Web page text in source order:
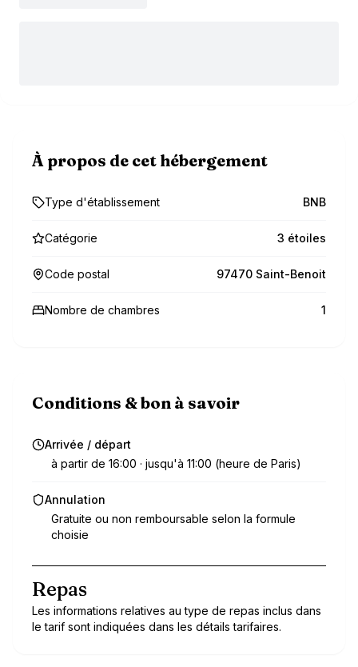
À propos de cet hébergement
Type d'établissement BNB
Catégorie 3 étoiles
Code postal 97470 Saint-Benoit
Nombre de chambres 1
Conditions & bon à savoir
Arrivée / départ
à partir de 16:00 · jusqu'à 11:00 (heure de Paris)
Annulation
Gratuite ou non remboursable selon la formule
choisie
Repas
Les informations relatives au type de repas inclus dans
le tarif sont indiquées dans les détails tarifaires.